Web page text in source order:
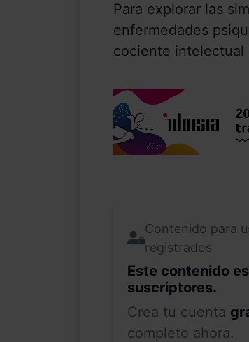
Para explorar las
enfermedades
cociente intelectual
Contenido para
registrados
Este contenido
suscriptores.
Crea tu cuenta
completo ahora.